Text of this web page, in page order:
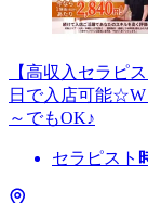
【高収入セラピ
日で入店可能
～でもOK♪
セラピスト